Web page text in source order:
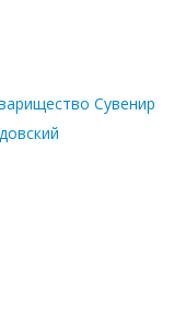
Сувенир